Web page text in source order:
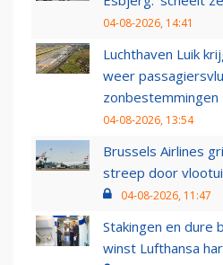
04-08-2026, 14:41
Luchthaven Luik
weer
zonbestemmingen
04-08-2026, 13:54
Brussels Airlines
streep door
04-08-2026, 11:47
Stakingen en dure
winst Lufthansa